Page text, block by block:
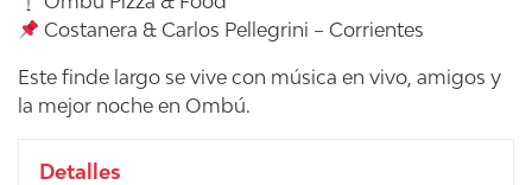
Costanera & Carlos Pellegrini – Corrientes
Este finde largo se vive con música en vivo, amigos y
la mejor noche en Ombú.
Detalles